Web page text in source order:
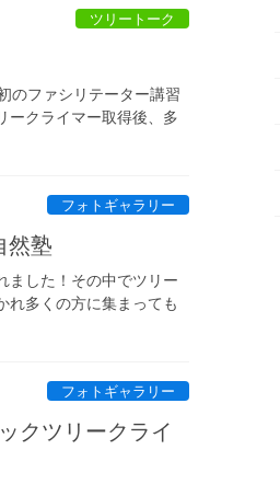
ツリートーク
のファシリテーター講習
ークライマー取得後、多
フォトギャラリー
然塾
ました！その中でツリー
れ多くの方に集まっても
フォトギャラリー
クツリークライ